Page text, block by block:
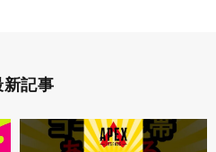
新記事